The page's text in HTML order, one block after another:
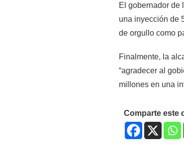
El gobernador de
una inyección de
de orgullo como
Finalmente, la
“agradecer al
millones en una
Comparte este